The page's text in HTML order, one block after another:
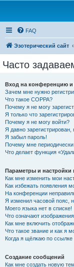
FAQ
Эзотерический сайт
Часто
Вход на конференцию и
Зачем мне нужно
Что такое COPPA?
Почему я не могу
Я только что
Почему я не могу войти?
Я давно
Я забыл пароль!
Почему мне
Что делает функция
Параметры и настройки
Как мне изменить мои
Как избежать появления
На конференции
Я изменил часовой пояс,
Моего языка нет в списке!
Что означают
Как мне включить
Что такое звание и как я
Когда я щёлкаю по
Создание сообщений
Как мне создать новую